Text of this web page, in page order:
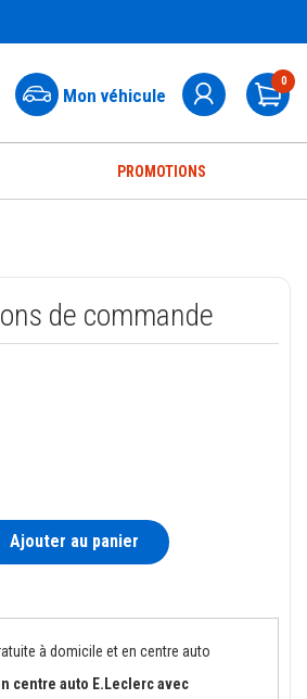
Mon véhicule
0
PROMOTIONS
de commande
Ajouter au panier
à domicile et en centre auto
centre auto E.Leclerc avec